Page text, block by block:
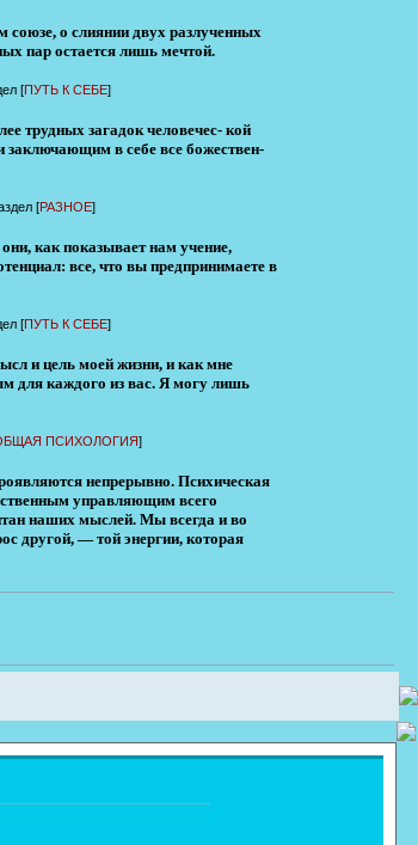
о слиянии двух разлученных
пар остается лишь мечтой.
[ПУТЬ К СЕБЕ]
трудных загадок человечес- кой
в себе все божествен-
[РАЗНОЕ]
как показывает нам учение,
все, что вы предпринимаете в
[ПУТЬ К СЕБЕ]
и цель моей жизни, и как мне
для каждого из вас. Я могу лишь
ПСИХОЛОГИЯ]
непрерывно. Психическая
управляющим всего
наших мыслей. Мы всегда и во
другой, — той энергии, которая